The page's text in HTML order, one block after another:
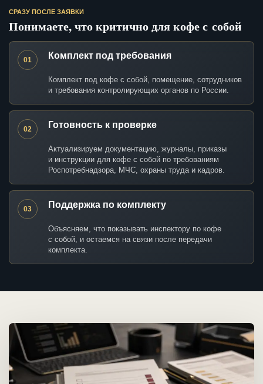
СРАЗУ ПОСЛЕ ЗАЯВКИ
Понимаете, что критично для кофе с собой
01 Комплект под требования
Комплект под кофе с собой, помещение, сотрудников
и требования контролирующих органов по России.
02 Готовность к проверке
Актуализируем документацию, журналы, приказы
и инструкции для кофе с собой по требованиям
Роспотребнадзора, МЧС, охраны труда и кадров.
03 Поддержка по комплекту
Объясняем, что показывать инспектору по кофе
с собой, и остаемся на связи после передачи
комплекта.